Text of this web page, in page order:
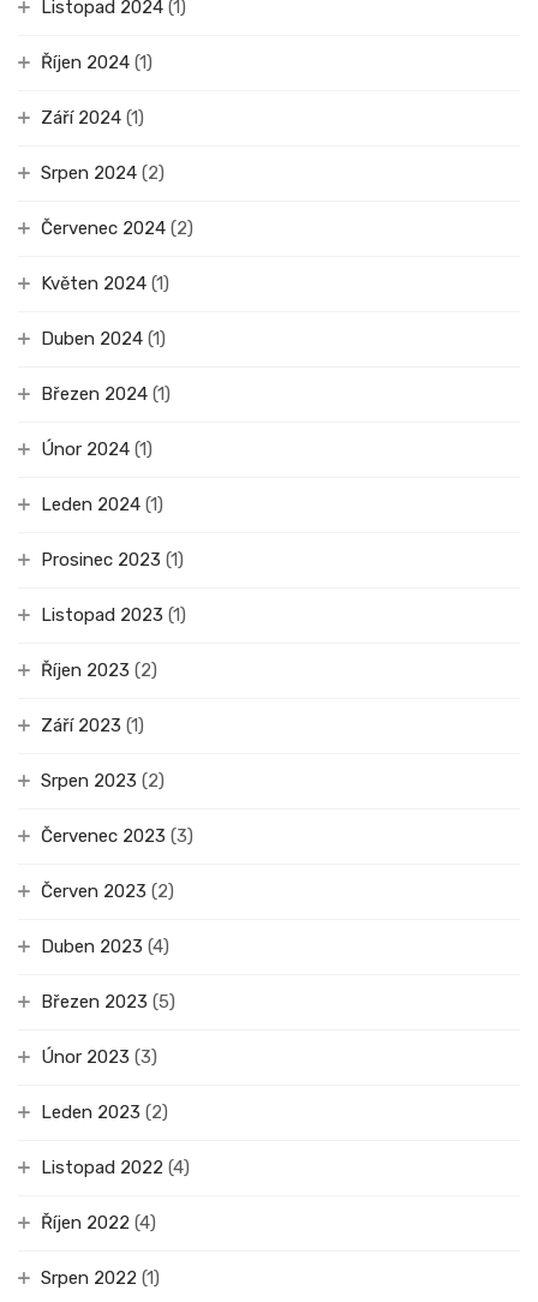
Listopad 2024 (1)
Říjen 2024 (1)
Září 2024 (1)
Srpen 2024 (2)
Červenec 2024 (2)
Květen 2024 (1)
Duben 2024 (1)
Březen 2024 (1)
Únor 2024 (1)
Leden 2024 (1)
Prosinec 2023 (1)
Listopad 2023 (1)
Říjen 2023 (2)
Září 2023 (1)
Srpen 2023 (2)
Červenec 2023 (3)
Červen 2023 (2)
Duben 2023 (4)
Březen 2023 (5)
Únor 2023 (3)
Leden 2023 (2)
Listopad 2022 (4)
Říjen 2022 (4)
Srpen 2022 (1)